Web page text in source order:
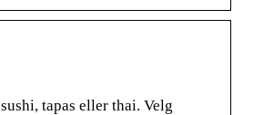
tapas eller thai. Velg